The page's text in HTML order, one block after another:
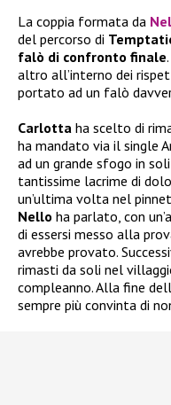
La coppia formata da
del percorso di
falò di confronto finale
altro all’interno dei
portato ad un falò
Carlotta ha scelto di
ha mandato via il single
ad un grande sfogo in
tantissime lacrime di
un’ultima volta nel
Nello ha parlato, con
di essersi messo alla
avrebbe provato.
rimasti da soli nel
compleanno. Alla fine
sempre più convinta di